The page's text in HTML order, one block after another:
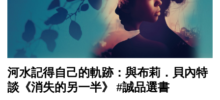
河水記得自己的軌跡：與布莉．貝內特
談《消失的另一半》 #誠品選書